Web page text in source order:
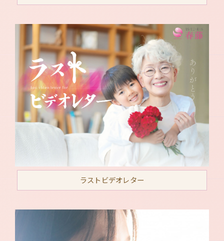
ラストビデオレター